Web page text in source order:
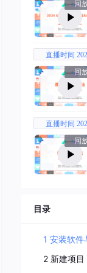
回
直播时间
回
直播时间
回
目录
1 安装软件
2 新建项目